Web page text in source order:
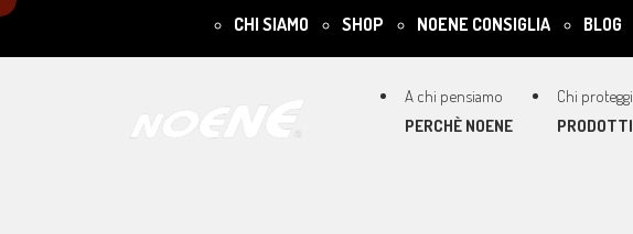
CHI SIAMO SHOP NOENE CONSIGLIA BLOG
PERCHÈ NOENE PRODOTTI